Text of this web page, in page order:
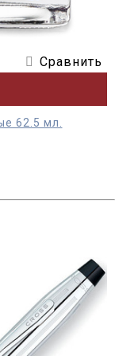
Сравнить
62.5 мл.